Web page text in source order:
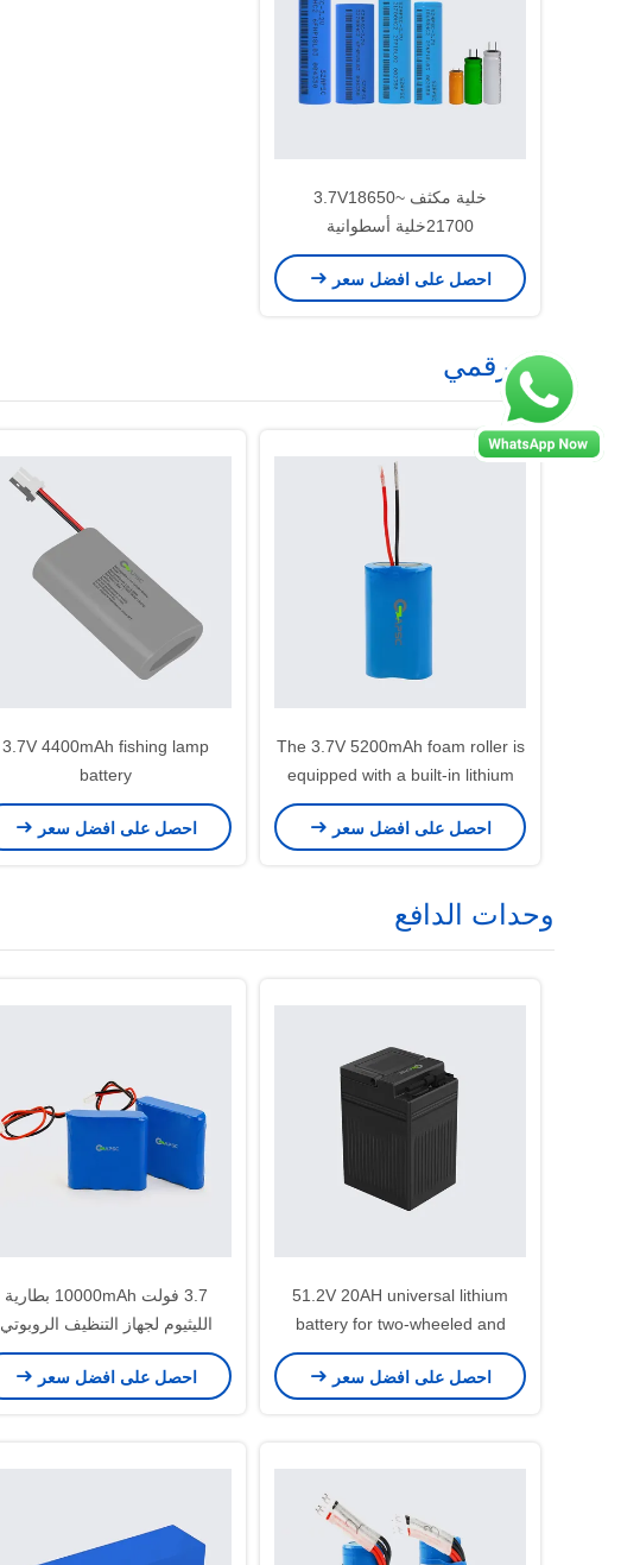
خلية مكثف 3.7V18650~
21700خلية أسطوانية
احصل على افضل سعر
3C رقمي
The 3.7V 5200mAh foam roller is
equipped with a built-in lithium
battery
احصل على افضل سعر
3.7V 4400mAh fishing lamp
battery
احصل على افضل سعر
وحدات الدافع
51.2V 20AH universal lithium
battery for two-wheeled and
three-wheeled vehicles
احصل على افضل سعر
3.7 فولت 10000mAh بطارية
الليثيوم لجهاز التنظيف الروبوتي
احصل على افضل سعر